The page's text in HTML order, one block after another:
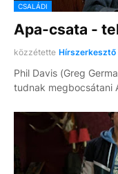
CSALÁDI
Apa-csata -
közzétette Hírszerkesztő
Phil Davis (Greg
tudnak megbocsátani